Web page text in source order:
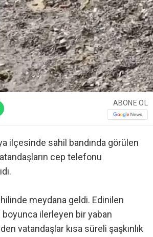
ABONE OL
ilçesinde sahil bandında görülen
cep telefonu
meydana geldi. Edinilen
boyunca ilerleyen bir yaban
vatandaşlar kısa süreli şaşkınlık